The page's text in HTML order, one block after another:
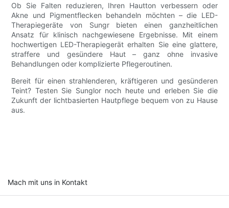
Ob Sie Falten reduzieren, Ihren Hautton verbessern oder
Akne und Pigmentflecken behandeln möchten – die LED-
Therapiegeräte von Sungr bieten einen ganzheitlichen
Ansatz für klinisch nachgewiesene Ergebnisse. Mit einem
hochwertigen LED-Therapiegerät erhalten Sie eine glattere,
straffere und gesündere Haut – ganz ohne invasive
Behandlungen oder komplizierte Pflegeroutinen.
Bereit für einen strahlenderen, kräftigeren und gesünderen
Teint? Testen Sie Sunglor noch heute und erleben Sie die
Zukunft der lichtbasierten Hautpflege bequem von zu Hause
aus.
Mach mit uns in Kontakt